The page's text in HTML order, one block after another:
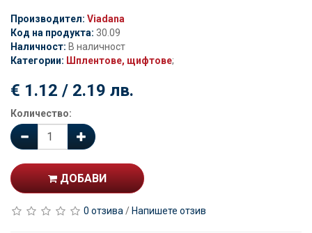
Производител: Viadana
Код на продукта: 30.09
Наличност: В наличност
Категории: Шплентове, щифтове;
€ 1.12 / 2.19 лв.
Количество:
ДОБАВИ
0 отзива / Напишете отзив